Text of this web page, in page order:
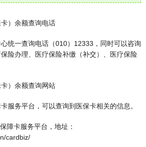
）余额查询电话
一查询电话（010）12333，同时可以咨询
险办理、医疗保险补缴（补交）、医疗保险
）余额查询网站
务平台，可以查询到医保卡相关的信息。
卡服务平台，地址：
cardbiz/